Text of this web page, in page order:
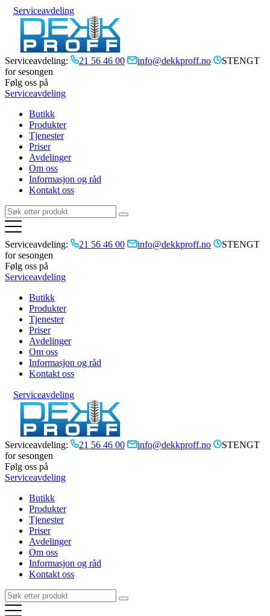
Serviceavdeling
Serviceavdeling: 21 56 46 00 info@dekkproff.no
STENGT
for sesongen
Følg oss på
Serviceavdeling
Butikk
Produkter
Tjenester
Priser
Avdelinger
Om oss
Informasjon og råd
Kontakt oss
Serviceavdeling: 21 56 46 00 info@dekkproff.no
STENGT
for sesongen
Følg oss på
Serviceavdeling
Butikk
Produkter
Tjenester
Priser
Avdelinger
Om oss
Informasjon og råd
Kontakt oss
Serviceavdeling
Serviceavdeling: 21 56 46 00 info@dekkproff.no
STENGT
for sesongen
Følg oss på
Serviceavdeling
Butikk
Produkter
Tjenester
Priser
Avdelinger
Om oss
Informasjon og råd
Kontakt oss